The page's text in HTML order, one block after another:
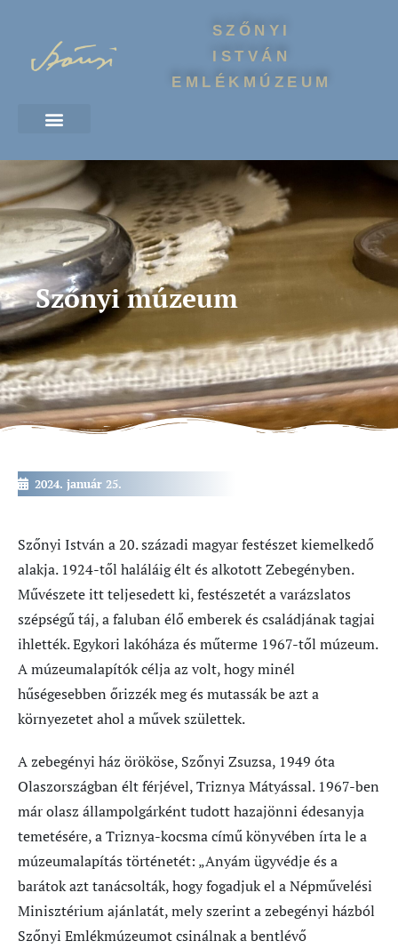
SZŐNYI
ISTVÁN
EMLÉKMÚZEUM
Szőnyi múzeum
2024. január 25.
Szőnyi István a 20. századi magyar festészet kiemelkedő
alakja. 1924-től haláláig élt és alkotott Zebegényben.
Művészete itt teljesedett ki, festészetét a varázslatos
szépségű táj, a faluban élő emberek és családjának tagjai
ihlették. Egykori lakóháza és műterme 1967-től múzeum.
A múzeumalapítók célja az volt, hogy minél
hűségesebben őrizzék meg és mutassák be azt a
környezetet ahol a művek születtek.
A zebegényi ház örököse, Szőnyi Zsuzsa, 1949 óta
Olaszországban élt férjével, Triznya Mátyással. 1967-ben
már olasz állampolgárként tudott hazajönni édesanyja
temetésére, a Triznya-kocsma című könyvében írta le a
múzeumalapítás történetét: „Anyám ügyvédje és a
barátok azt tanácsolták, hogy fogadjuk el a Népművelési
Minisztérium ajánlatát, mely szerint a zebegényi házból
Szőnyi Emlékmúzeumot csinálnak a bentlévő